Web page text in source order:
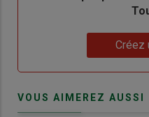
Créez
VOUS AIMEREZ AUSSI